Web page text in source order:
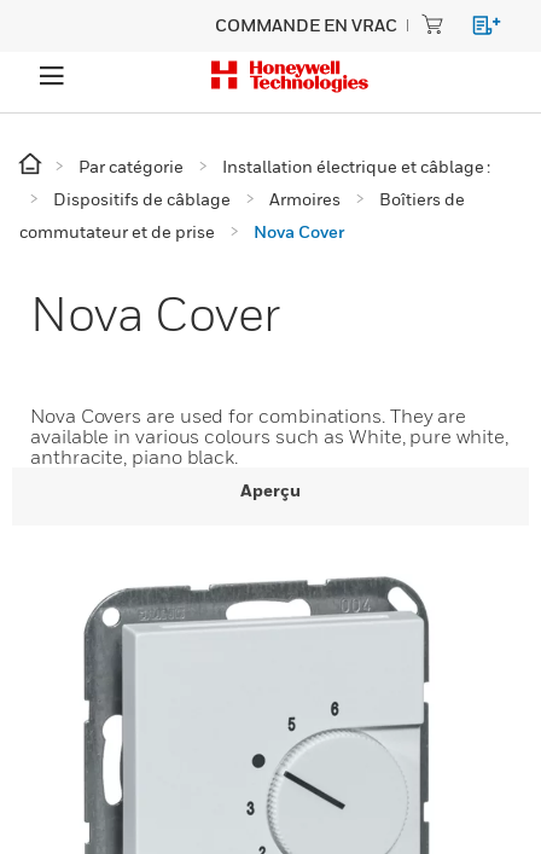
COMMANDE EN VRAC
Par catégorie
Installation électrique et câblage :
Dispositifs de câblage
Armoires
Boîtiers de
commutateur et de prise
Nova Cover
Nova Cover
Nova Covers are used for combinations. They are
available in various colours such as White, pure white,
anthracite, piano black.
Aperçu